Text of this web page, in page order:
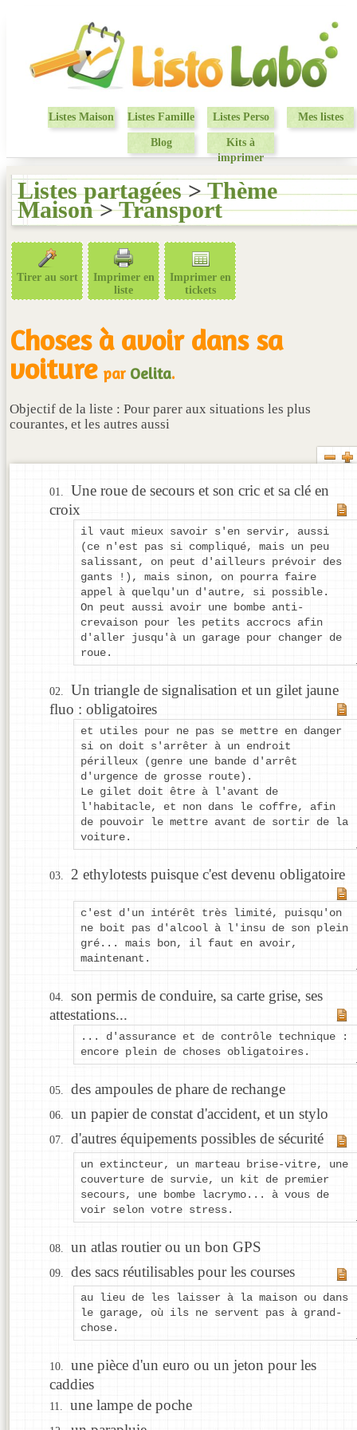
Listes Maison Listes Famille Listes Perso Mes listes
Blog
Kits à
imprimer
Listes partagées>Thème
Maison>Transport
Tirer au sort
Imprimer en
liste
Imprimer en
tickets
Choses à avoir dans sa
voiture par Oelita.
Objectif de la liste : Pour parer aux situations les plus
courantes, et les autres aussi
Une roue de secours et son cric et sa clé en
croix
il vaut mieux savoir s'en servir, aussi
(ce n'est pas si compliqué, mais un peu
salissant, on peut d'ailleurs prévoir des
gants !), mais sinon, on pourra faire
appel à quelqu'un d'autre, si possible.
On peut aussi avoir une bombe anti-
crevaison pour les petits accrocs afin
d'aller jusqu'à un garage pour changer de
roue.
Un triangle de signalisation et un gilet jaune
fluo : obligatoires
et utiles pour ne pas se mettre en danger
si on doit s'arrêter à un endroit
périlleux (genre une bande d'arrêt
d'urgence de grosse route).
Le gilet doit être à l'avant de
l'habitacle, et non dans le coffre, afin
de pouvoir le mettre avant de sortir de la
voiture.
2 ethylotests puisque c'est devenu obligatoire
c'est d'un intérêt très limité, puisqu'on
ne boit pas d'alcool à l'insu de son plein
gré... mais bon, il faut en avoir,
maintenant.
son permis de conduire, sa carte grise, ses
attestations...
... d'assurance et de contrôle technique :
encore plein de choses obligatoires.
des ampoules de phare de rechange
un papier de constat d'accident, et un stylo
d'autres équipements possibles de sécurité
un extincteur, un marteau brise-vitre, une
couverture de survie, un kit de premier
secours, une bombe lacrymo... à vous de
voir selon votre stress.
un atlas routier ou un bon GPS
des sacs réutilisables pour les courses
au lieu de les laisser à la maison ou dans
le garage, où ils ne servent pas à grand-
chose.
une pièce d'un euro ou un jeton pour les
caddies
une lampe de poche